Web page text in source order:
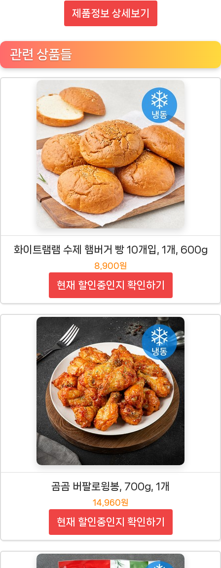
제품정보 상세보기
관련 상품들
화이트램램 수제 햄버거 빵 10개입, 1개, 600g
8,900원
현재 할인중인지 확인하기
곰곰 버팔로윙봉, 700g, 1개
14,960원
현재 할인중인지 확인하기